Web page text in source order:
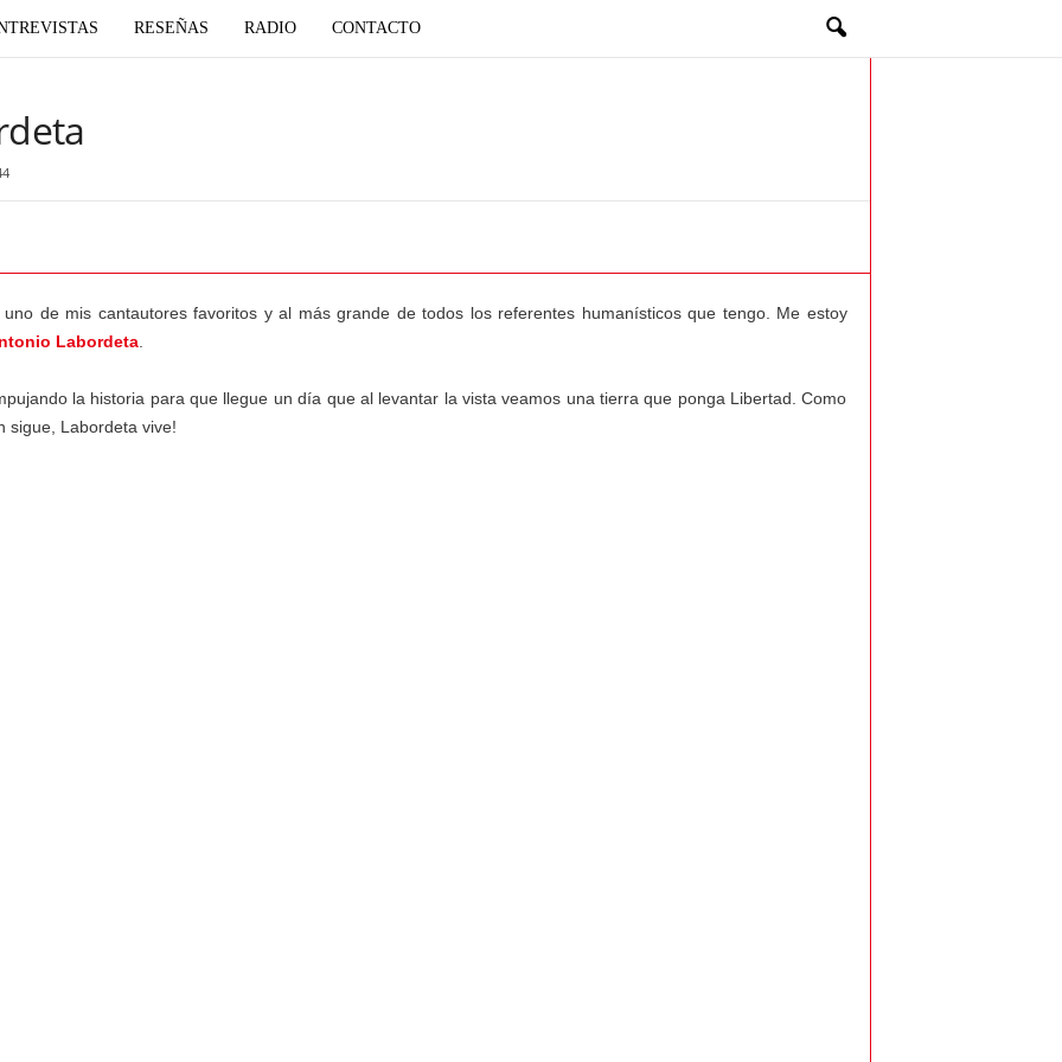
RESEÑAS RADIO CONTACTO
de mis cantautores favoritos y al más grande de todos los referentes humanísticos que tengo. Me estoy
Labordeta.
la historia para que llegue un día que al levantar la vista veamos una tierra que ponga Libertad. Como
sigue, Labordeta vive!